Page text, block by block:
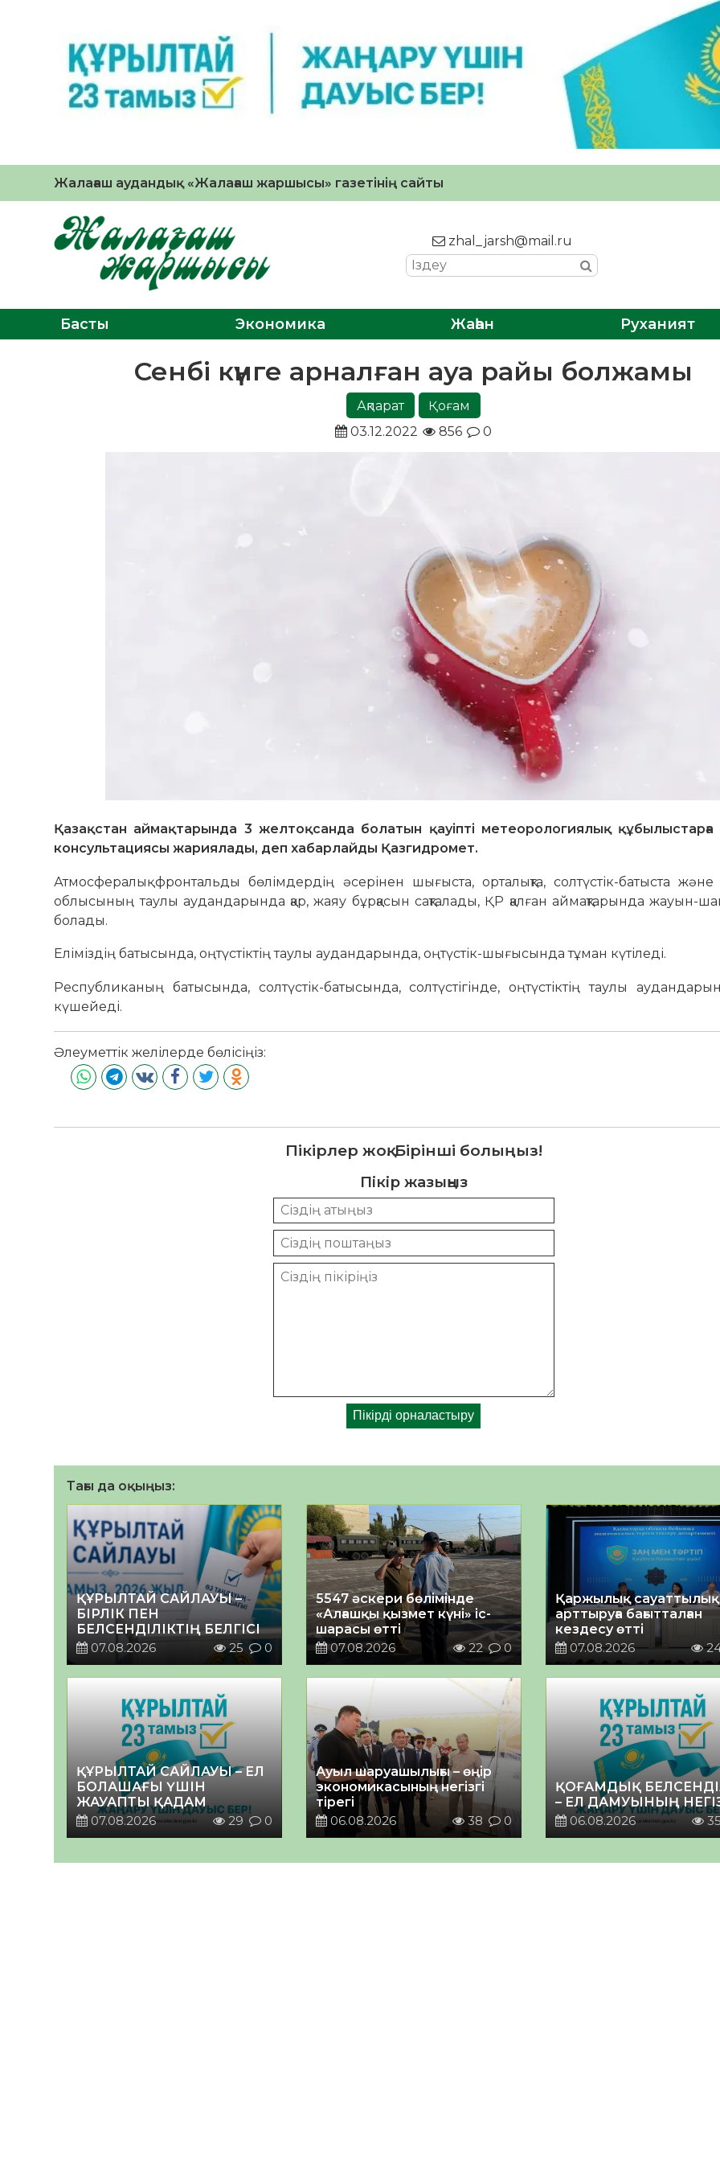
Жалағаш аудандық «Жалағаш жаршысы» газетінің сайты
zhal_jarsh@mail.ru
Басты Экономика Жаһан Руханият
Сенбі күнге арналған ауа райы болжамы
Ақпарат
Қоғам
03.12.2022
856 0
Қазақстан аймақтарында 3 желтоқсанда болатын қауіпті метеорологиялық
консультациясы жариялады, деп хабарлайды Қазгидромет.
Атмосфералық фронтальды бөлімдердің әсерінен шығыста, орталықта, солтүстік-батыста
облысының таулы аудандарында қар, жаяу бұрқасын сақталады, ҚР қалған аймақтарында жауын-
болады.
Еліміздің батысында, оңтүстіктің таулы аудандарында, оңтүстік-шығысында тұман күтіледі.
Республиканың батысында, солтүстік-батысында, солтүстігінде, оңтүстіктің таулы
күшейеді.
Әлеуметтік желілерде бөлісіңіз:
Пікірлер жоқ. Бірінші болыңыз!
Пікір жазыңыз
Тағы да оқыңыз:
ҚҰРЫЛТАЙ САЙЛАУЫ –
БІРЛІК ПЕН
БЕЛСЕНДІЛІКТІҢ БЕЛГІСІ
07.08.2026
25 0
5547 әскери бөлімінде
«Алғашқы қызмет күні» іс-
шарасы өтті
07.08.2026
22 0
Қаржылық
арттыруға бағытталған
кездесу өтті
07.08.2026
ҚҰРЫЛТАЙ САЙЛАУЫ – ЕЛ
БОЛАШАҒЫ ҮШІН
ЖАУАПТЫ ҚАДАМ
07.08.2026
29 0
Ауыл шаруашылығы – өңір
экономикасының негізгі
тірегі
06.08.2026
38 0
ҚОҒАМДЫҚ
– ЕЛ ДАМУЫНЫҢ
06.08.2026
35